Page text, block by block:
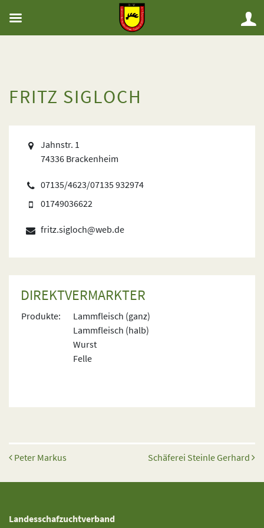
FRITZ SIGLOCH
Jahnstr. 1
74336 Brackenheim
07135/4623/07135 932974
01749036622
fritz.sigloch@web.de
DIREKTVERMARKTER
Produkte:
Lammfleisch (ganz)
Lammfleisch (halb)
Wurst
Felle
Beitrags-Navigation
Peter Markus Schäferei Steinle Gerhard
Landesschafzuchtverband